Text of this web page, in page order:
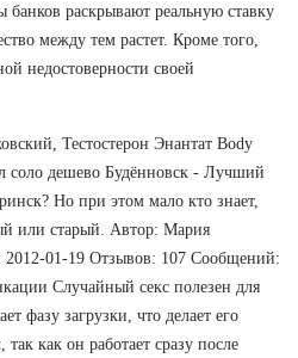
раскрывают реальную ставку
между тем растет. Кроме того,
недостоверности своей
Тестостерон Энантат Body
соло дешево Будённовск - Лучший
Но при этом мало кто знает,
или старый. Автор: Мария
2012-01-19 Отзывов: 107 Сообщений:
Случайный секс полезен для
фазу загрузки, что делает его
как он работает сразу после